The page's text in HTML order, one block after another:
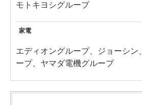
モトキヨシグループ
家電
エディオングループ、ジョーシン
ープ、ヤマダ電機グループ